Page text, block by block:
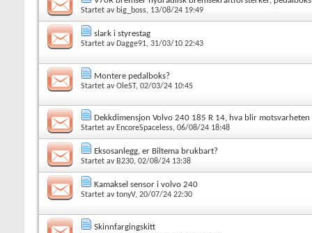
Startet av big_boss, 13/08/24 19:49
slark i styrestag
Startet av Dagge91, 31/03/10 22:43
Montere pedalboks?
Startet avOleST, 02/03/24 10:45
Dekkdimensjon Volvo 240 185 R 14, hva blir
Startet av EncoreSpaceless, 06/08/24 18:48
Eksosanlegg, er Biltema brukbart?
Startet av B230, 02/08/24 13:38
Kamaksel sensor i volvo 240
Startet avtonyV, 20/07/24 22:30
Skinnfargingskitt